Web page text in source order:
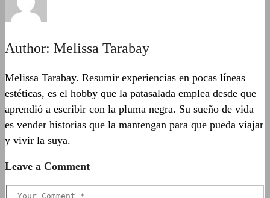
Author: Melissa Tarabay
Melissa Tarabay. Resumir experiencias en pocas líneas
estéticas, es el hobby que la patasalada emplea desde que
aprendió a escribir con la pluma negra. Su sueño de vida
es vender historias que la mantengan para que pueda viajar
y vivir la suya.
Leave a Comment